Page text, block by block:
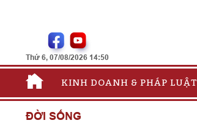
Thứ 6, 07/08/2026 14:50
KINH DOANH & PHÁP LUẬT
ĐỜI SỐNG